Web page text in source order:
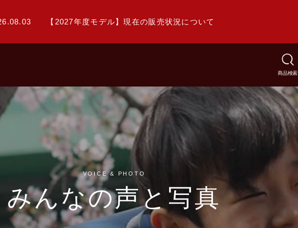
【2027年度モデル】現在の販売状況について
商品検索
VOICE & PHOTO
みんなの声と写真